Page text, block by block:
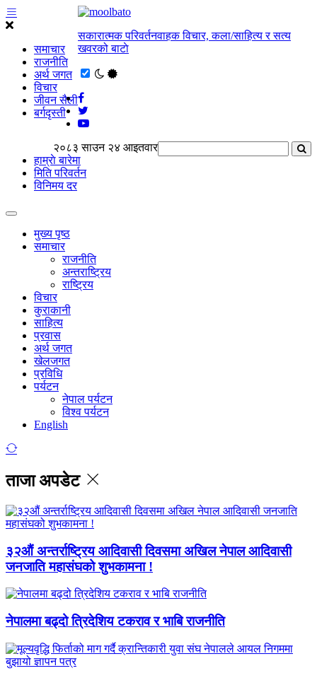
समाचार
राजनीति
अर्थ जगत
विचार
जीवन सैली
बर्गदृस्ती
सकारात्मक परिवर्तनवाहक विचार, कला/साहित्य र सत्य
खवरको बाटाे
२०८३ साउन २४ आइतवार
हाम्राे बारेमा
मिति परिवर्तन
विनिमय दर
मुख्य पृष्ठ
समाचार
राजनीति
अन्तराष्ट्रिय
राष्ट्रिय
विचार
कुराकानी
साहित्य
प्रवास
अर्थ जगत
खेलजगत
प्रविधि
पर्यटन
नेपाल पर्यटन
विश्व पर्यटन
English
ताजा अपडेट
३२औं अन्तर्राष्ट्रिय आदिवासी दिवसमा अखिल नेपाल आदिवासी
जनजाति महासंघको शुभकामना !
नेपालमा बढ्दो त्रिदेशिय टकराव र भाबि राजनीति